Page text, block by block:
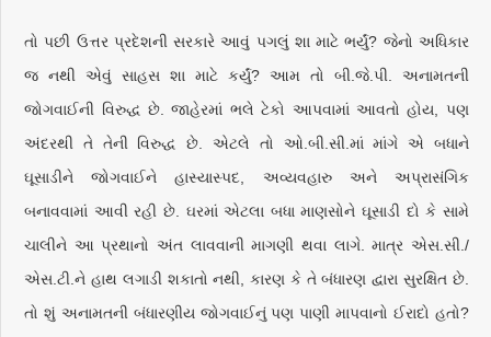
તો પછી ઉત્તર પ્રદેશની સરકારે આવું પગલું શા માટે ભર્યું? જેનો અધિકાર
જ નથી એવું સાહસ શા માટે કર્યું? આમ તો બી.જે.પી. અનામતની
જોગવાઈની વિરુદ્ધ છે. જાહેરમાં ભલે ટેકો આપવામાં આવતો હોય, પણ
અંદરથી તે તેની વિરુદ્ધ છે. એટલે તો ઓ.બી.સી.માં માંગે એ બધાને
ઘૂસાડીને જોગવાઈને હાસ્યાસ્પદ, અવ્યવહારુ અને અપ્રાસંગિક
બનાવવામાં આવી રહી છે. ઘરમાં એટલા બધા માણસોને ઘૂસાડી દો કે સામે
ચાલીને આ પ્રથાનો અંત લાવવાની માગણી થવા લાગે. માત્ર એસ.સી./
એસ.ટી.ને હાથ લગાડી શકાતો નથી, કારણ કે તે બંધારણ દ્વારા સુરક્ષિત છે.
તો શું અનામતની બંધારણીય જોગવાઈનું પણ પાણી માપવાનો ઈરાદો હતો?